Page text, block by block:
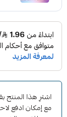
الأصلي من
الجديد لفترة
ليناسب معظم
فخامة فورية.
إذا كنت
بأبسط طريقة
بين الأناقة
اشترِ هذا المنتج
مع إمكان ادفع